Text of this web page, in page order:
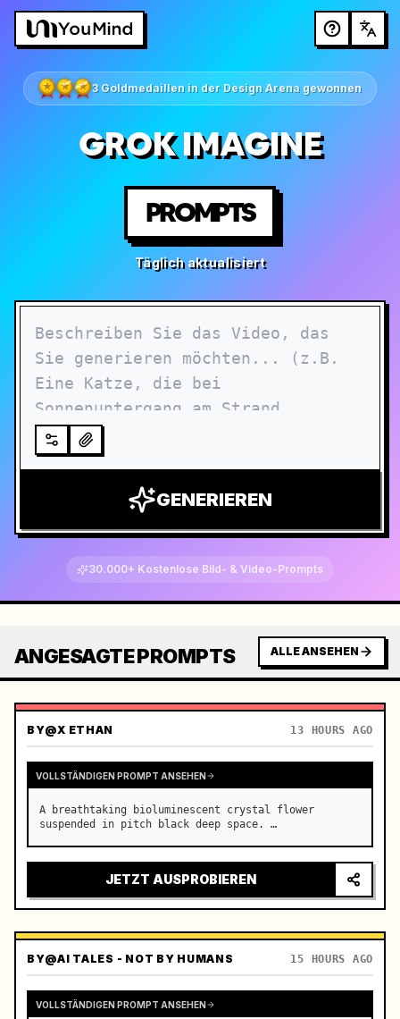
3 Goldmedaillen in der Design Arena gewonnen
GROK IMAGINE
PROMPTS
Täglich aktualisiert
GENERIEREN
30.000+ Kostenlose Bild- & Video-Prompts
ANGESAGTE PROMPTS ALLE ANSEHEN
BY@X ETHAN 13 HOURS AGO
VOLLSTÄNDIGEN PROMPT ANSEHEN
A breathtaking bioluminescent crystal flower
suspended in pitch black deep space. …
JETZT AUSPROBIEREN
BY@AI TALES - NOT BY HUMANS 15 HOURS AGO
VOLLSTÄNDIGEN PROMPT ANSEHEN